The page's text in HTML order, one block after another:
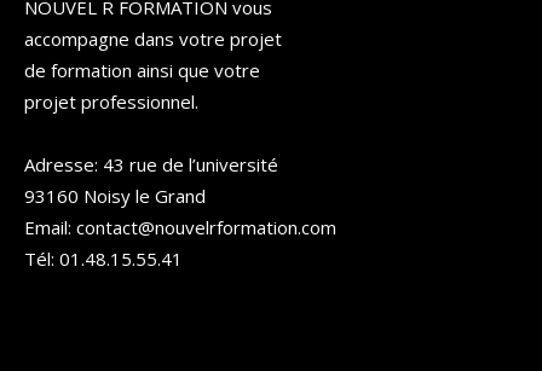
NOUVEL R FORMATION vous
accompagne dans votre projet
de formation ainsi que votre
projet professionnel.
Adresse: 43 rue de l’université
93160 Noisy le Grand
Email: contact@nouvelrformation.com
Tél: 01.48.15.55.41